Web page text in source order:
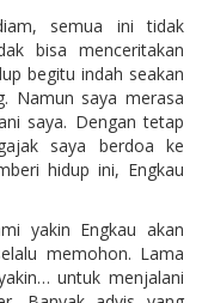
semua ini tidak
bisa menceritakan
begitu indah seakan
Namun saya merasa
saya. Dengan tetap
saya berdoa ke
hidup ini, Engkau
yakin Engkau akan
memohon. Lama
untuk menjalani